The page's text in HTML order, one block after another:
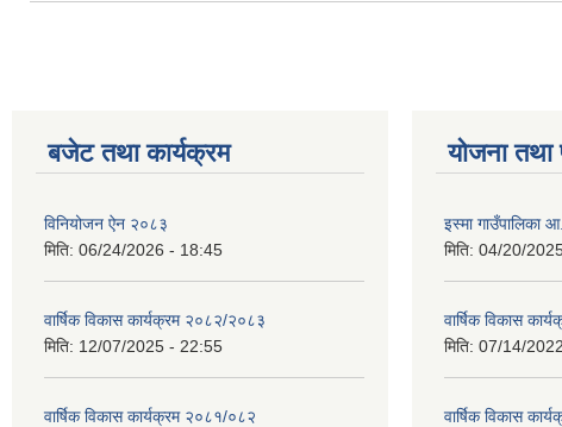
बजेट तथा कार्यक्रम
विनियोजन ऐन २०८३
मिति: 06/24/2026 - 18:45
वार्षिक विकास कार्यक्रम २०८२/२०८३
मिति: 12/07/2025 - 22:55
वार्षिक विकास कार्यक्रम २०८१/०८२
योजना तथा
इस्मा गाउँपालिका
मिति: 04/20/
वार्षिक विकास
मिति: 07/14/
वार्षिक विकास